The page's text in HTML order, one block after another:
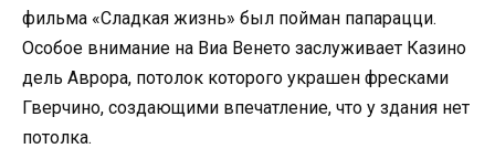
фильма «Сладкая жизнь» был пойман папарацци.
Особое внимание на Виа Венето заслуживает Казино
дель Аврора, потолок которого украшен фресками
Гверчино, создающими впечатление, что у здания нет
потолка.